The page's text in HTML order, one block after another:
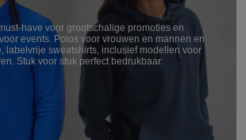
have voor grootschalige promoties en
events. Polos voor vrouwen en mannen en
labelvrije sweatshirts, inclusief modellen voor
Stuk voor stuk perfect bedrukbaar.